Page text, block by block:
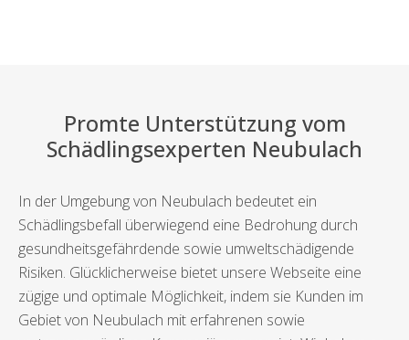
Promte Unterstützung vom
Schädlingsexperten Neubulach
In der Umgebung von Neubulach bedeutet ein
Schädlingsbefall überwiegend eine Bedrohung durch
gesundheitsgefährdende sowie umweltschädigende
Risiken. Glücklicherweise bietet unsere Webseite eine
zügige und optimale Möglichkeit, indem sie Kunden im
Gebiet von Neubulach mit erfahrenen sowie